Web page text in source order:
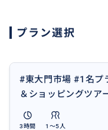
必要な場合はご相談
韓国仕入れのベテラ
プラン選択
#東大門市場 #1名プ
＆ショッピングツア
効率よくご案内！
3時間 1〜5人